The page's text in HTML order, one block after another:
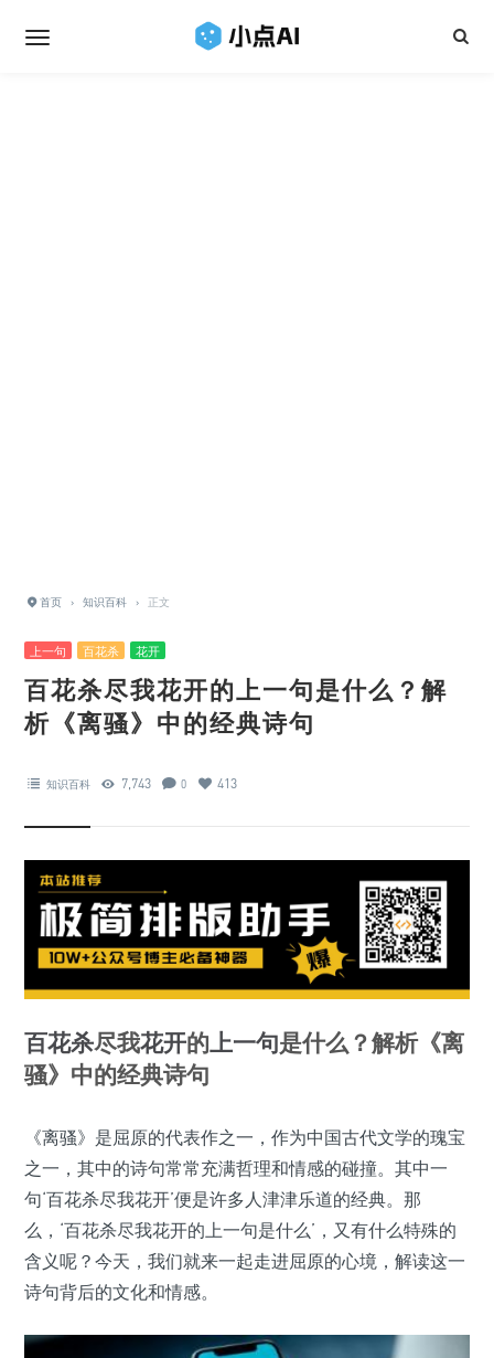
首页 › 知识百科 › 正文
上一句 百花杀 花开
百花杀尽我花开的上一句是什么？解
析《离骚》中的经典诗句
知识百科 7,743 0 413
百花杀尽我花开的上一句是什么？解析《离
骚》中的经典诗句
《离骚》是屈原的代表作之一，作为中国古代文学的瑰宝
之一，其中的诗句常常充满哲理和情感的碰撞。其中一
句‘百花杀尽我花开’便是许多人津津乐道的经典。那
么，‘百花杀尽我花开的上一句是什么’，又有什么特殊的
含义呢？今天，我们就来一起走进屈原的心境，解读这一
诗句背后的文化和情感。